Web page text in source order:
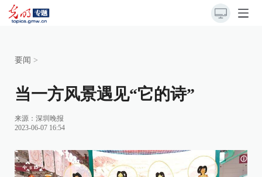
要闻 >
当一方风景遇见“它的诗”
来源： 深圳晚报
2023-06-07 16:54